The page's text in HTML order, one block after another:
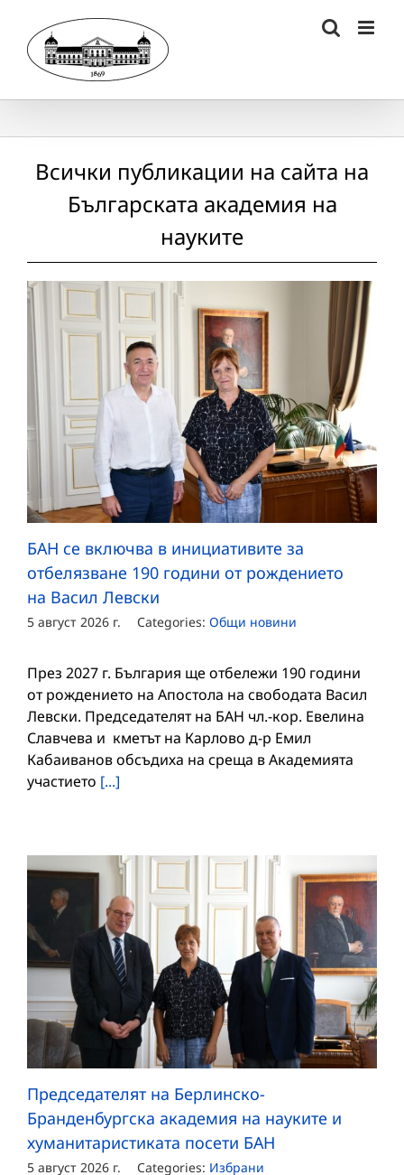
content
Всички публикации на сайта на
Българската академия на
науките
БАН се включва в инициативите за
отбелязване 190 години от рождението
на Васил Левски
5 август 2026 г. Categories: Общи новини
През 2027 г. България ще отбележи 190 години
от рождението на Апостола на свободата Васил
Левски. Председателят на БАН чл.-кор. Евелина
Славчева и кметът на Карлово д-р Емил
Кабаиванов обсъдиха на среща в Академията
участието [...]
Председателят на Берлинско-
Бранденбургска академия на науките и
хуманитаристиката посети БАН
5 август 2026 г. Categories: Избрани